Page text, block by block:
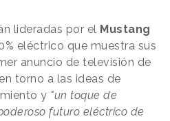
lideradas por el Mustang
eléctrico que muestra sus
anuncio de televisión de
torno a las ideas de
y "un toque de
futuro eléctrico de